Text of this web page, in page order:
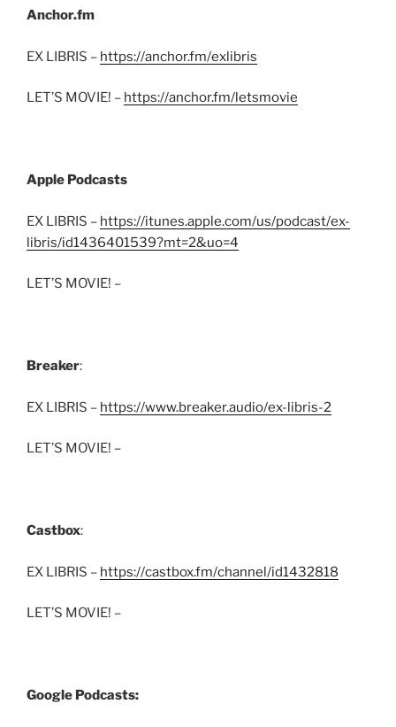
Anchor.fm
EX LIBRIS – https://anchor.fm/exlibris
LET’S MOVIE! – https://anchor.fm/letsmovie
Apple Podcasts
EX LIBRIS – https://itunes.apple.com/us/podcast/ex-
libris/id1436401539?mt=2&uo=4
LET’S MOVIE! –
Breaker:
EX LIBRIS – https://www.breaker.audio/ex-libris-2
LET’S MOVIE! –
Castbox:
EX LIBRIS – https://castbox.fm/channel/id1432818
LET’S MOVIE! –
Google Podcasts: